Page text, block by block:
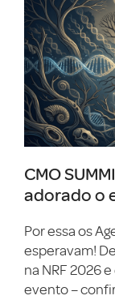
CMO
adorado o
Por essa os
esperavam!
na NRF 2026
evento –